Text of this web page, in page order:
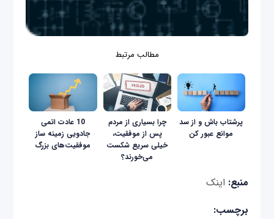
مطالب مرتبط
پرشتاب باش و از سد
موانع عبور کن
چرا بسیاری از مردم
پس از موفقیت،
خیلی سریع شکست
می‌خورند؟
10 عادت اتمى
جادویى زمینه ساز
موفقیت‌هاى بزرگ
منبع: اینک
برچسب: